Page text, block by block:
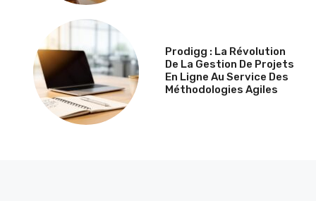
Prodigg : La Révolution
De La Gestion De Projets
En Ligne Au Service Des
Méthodologies Agiles